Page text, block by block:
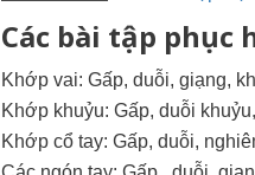
Các bài tập phục
Khớp vai: Gấp, duỗi, giạng,
Khớp khuỷu: Gấp, duỗi
Khớp cổ tay: Gấp, duỗi,